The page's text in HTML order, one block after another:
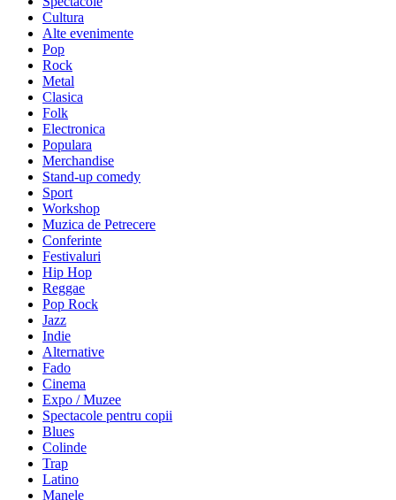
Cultura
Alte evenimente
Pop
Rock
Metal
Clasica
Folk
Electronica
Populara
Merchandise
Stand-up comedy
Sport
Workshop
Muzica de Petrecere
Conferinte
Festivaluri
Hip Hop
Reggae
Pop Rock
Jazz
Indie
Alternative
Fado
Cinema
Expo / Muzee
Spectacole pentru copii
Blues
Colinde
Trap
Latino
Manele